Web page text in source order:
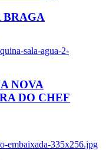
BRAGA
sala-agua-2-
NOVA
DO CHEF
embaixada-335x256.jpg